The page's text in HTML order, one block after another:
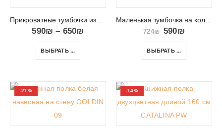
590₪ – 650₪
ВЫБРАТЬ ...
Маленькая тумбочка на колесиках под телевизор YOGI
724₪ 590₪
ВЫБРАТЬ ...
-21% -14%